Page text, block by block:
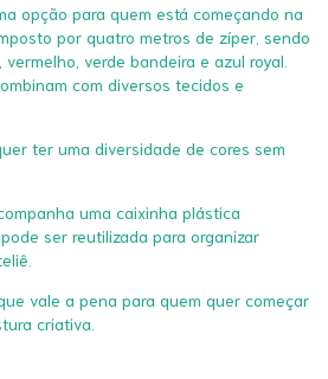
opção para quem está começando na
por quatro metros de zíper, sendo
verde bandeira e azul royal.
com diversos tecidos e
ter uma diversidade de cores sem
uma caixinha plástica
ser reutilizada para organizar
vale a pena para quem quer começar
criativa.